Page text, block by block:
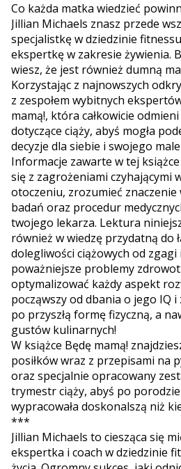
Co każda matka wiedzieć
Jillian Michaels znasz przede
specjalistkę w dziedzinie
ekspertkę w zakresie żywienia.
wiesz, że jest również dumną
Korzystając z najnowszych
z zespołem wybitnych
mamą!, która całkowicie
dotyczące ciąży, abyś mogła
decyzje dla siebie i swojego
Informacje zawarte w tej
się z zagrożeniami czyhającymi
otoczeniu, zrozumieć
badań oraz procedur
twojego lekarza. Lektura
również w wiedzę przydatną do
dolegliwości ciążowych od
poważniejsze problemy
optymalizować każdy aspekt
począwszy od dbania o jego IQ
po przyszłą formę fizyczną, a
gustów kulinarnych!
W książce Będę mamą!
posiłków wraz z przepisami na
oraz specjalnie opracowany
trymestr ciąży, abyś po porodzie
wypracowała doskonalszą niż
***
Jillian Michaels to ciesząca się
ekspertka i coach w dziedzinie